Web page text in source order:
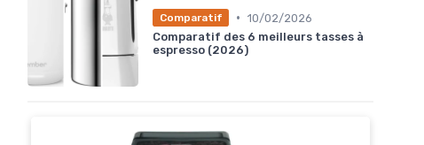
Comparatif • 10/02/2026
Comparatif des 6 meilleurs tasses à
espresso (2026)